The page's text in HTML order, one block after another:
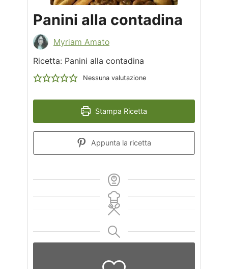
Panini alla contadina
Myriam Amato
Ricetta: Panini alla contadina
Nessuna valutazione
Stampa Ricetta
Appunta la ricetta